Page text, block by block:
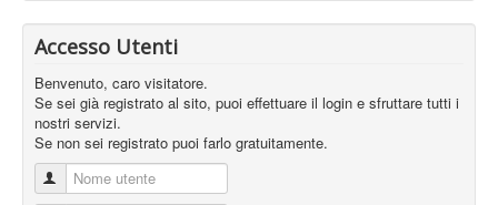
Accesso Utenti
Benvenuto, caro visitatore.
Se sei già registrato al sito, puoi effettuare il login e sfruttare tutti i
nostri servizi.
Se non sei registrato puoi farlo gratuitamente.
Nome utente